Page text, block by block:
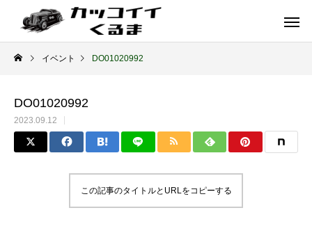
イベント DO01020992
DO01020992
2023.09.12
この記事のタイトルとURLをコピーする